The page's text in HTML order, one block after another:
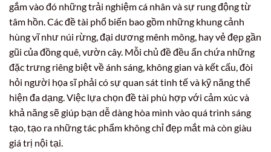
gắm vào đó những trải nghiệm cá nhân và sự rung động từ
tâm hồn. Các đề tài phổ biến bao gồm những khung cảnh
hùng vĩ như núi rừng, đại dương mênh mông, hay vẻ đẹp gần
gũi của đồng quê, vườn cây. Mỗi chủ đề đều ẩn chứa những
đặc trưng riêng biệt về ánh sáng, không gian và kết cấu, đòi
hỏi người họa sĩ phải có sự quan sát tinh tế và kỹ năng thể
hiện đa dạng. Việc lựa chọn đề tài phù hợp với cảm xúc và
khả năng sẽ giúp bạn dễ dàng hòa mình vào quá trình sáng
tạo, tạo ra những tác phẩm không chỉ đẹp mắt mà còn giàu
giá trị nội tại.